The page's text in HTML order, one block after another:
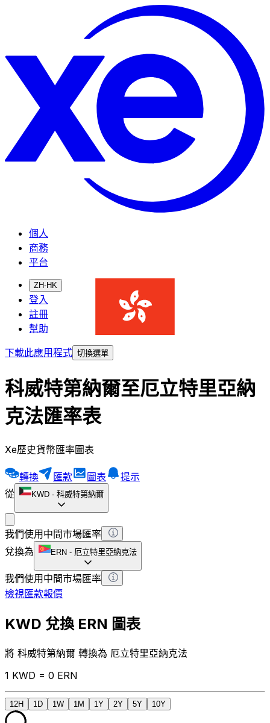
個人
商務
平台
ZH-HK
登入
註冊
幫助
下載此應用程式 切換選單
科威特第納爾至厄立特里亞納
克法匯率表
Xe歷史貨幣匯率圖表
轉換 匯款 圖表
提示
從
KWD - 科威特第納爾
我們使用中間市場匯率
兌換為
ERN - 厄立特里亞納克法
我們使用中間市場匯率
檢視匯款報價
KWD 兌換 ERN 圖表
將 科威特第納爾 轉換為 厄立特里亞納克法
1 KWD = 0 ERN
12H 1D 1W 1M 1Y 2Y 5Y 10Y